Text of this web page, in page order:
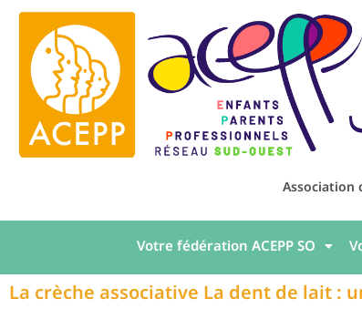
Association
Votre fédération ACEPP SO
La crèche associative La dent de lait :